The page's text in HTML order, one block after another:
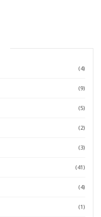
(4)
(9)
(5)
(2)
(3)
(41)
(4)
(1)